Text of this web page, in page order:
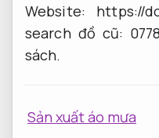
Website: https://
search đồ cũ:
sách.
Sản xuất áo mưa